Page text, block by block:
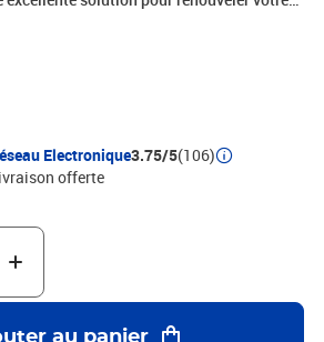
un cadre commercial comme un
d'acacia massif est un matériau naturel
est un bois dur tropical, dense,
donc facile à nettoyer avec un chiffon
et propre, ce dessus de table ajoutera
coins repas. De plus, vous pouvez
des pieds de tout style selon vos besoins
: les couleurs varient d'une
de nos dessus unique. La livraison
l'exclusivité et l'individualité de votre
cmÉpaisseur : 15-16 mmAvec deux
: polie, peinte et vernie
Electronique3.75/5(106)
offerte
au panier